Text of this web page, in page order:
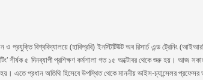
ও প্রযুক্তি বিশ্ববিদ্যালয়ে (হাবিপ্রবি) ইনস্টিটিউট অব রিসার্চ এন্ড ট্রেনিং
শীর্ষক ৫ দিনব্যাপী প্রশিক্ষণ কর্মশালা গত ১৫ অক্টোবর থেকে শুরু হয়। আজ
এতে প্রধান অতিথি হিসেবে উপস্থিত থেকে মাননীয় ভাইস-চ্যান্সেলর